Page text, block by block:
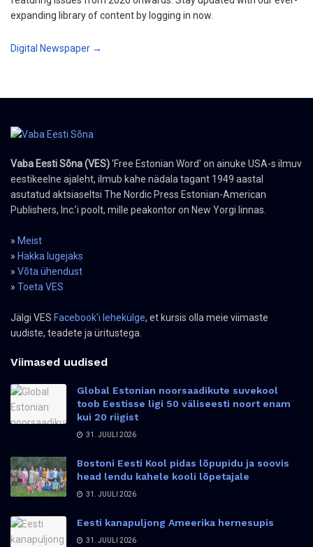
expanding library of content by logging in now.
Digital Newspaper →
Vaba Eesti Sõna (VES)'Free Estonian Word' on ainuke USA-s ilmuv
eestikeelne ajaleht, ilmub kahe nädala tagant 1949 aastal
asutatud aktsiaseltsi The Nordic Press Estonian-American
Publishers, Inc.’i poolt, mille peakontor on New Yorgi linnas.
» Meist
» Hakka lugejaks
» Võta ühendust
» Toeta VES
Jälgi VES Facebook'i lehekülge, et kursis olla meie viimaste
uudiste, teadete ja üritustega.
Viimased uudised
Global Estonian noorsaadikute suvekool
toob Eestisse ligi 50 väliseesti noort enam
kui 20 riigist
31. JUULI 2026
Bostoni Eesti Kool pidas lõpupidu ja soovis
head lendu kahele kooli lõpetajale
31. JUULI 2026
Eesti kanapuljong Ameerika hernesupis
31. JUULI 2026